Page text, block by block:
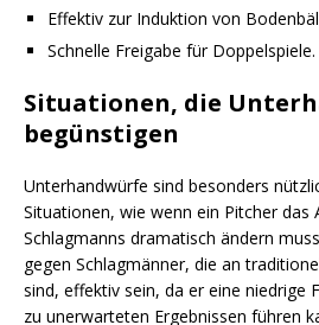
Effektiv zur Induktion von
Schnelle Freigabe für Doppelspiele.
Situationen, die
begünstigen
Unterhandwürfe sind besonders
Situationen, wie wenn ein Pitcher das
Schlagmanns dramatisch ändern
gegen Schlagmänner, die an
sind, effektiv sein, da er eine niedrige
zu unerwarteten Ergebnissen führen